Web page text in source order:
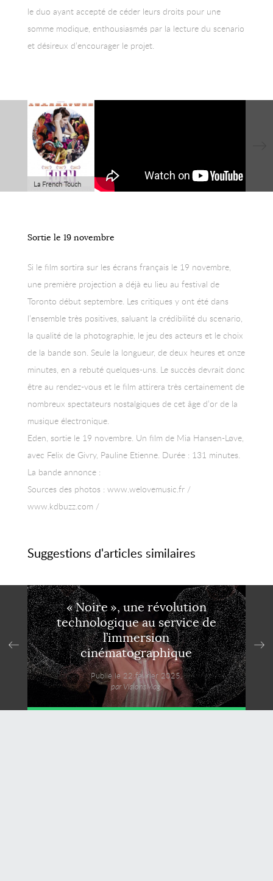
le duo ayant accepté de céder leurs droits pour une
somme modique, enthousiasmés par la lecture du scenario
et désireux d’encourager le projet.
La French Touch
Sortie le 19 novembre
Si le film sortira sur les écrans français le 19 novembre,
une première projection a déjà eu lieu au festival de
Toronto début septembre. Les critiques y ont été dans
l’ensemble très positives, saluant la crédibilité du scenario,
la qualité de la photographie, le jeu des acteurs et le choix
de la bande son. Seule la longueur, de deux heures et onze
minutes, en a rebuté quelques-uns. Le succès devrait donc
être au rendez-vous et le film attirera très certainement de
nombreux spectateurs nostalgiques de cet âge d’or de la
musique électronique.
Eden, sortie le 19 novembre. Un film de Mia Hansen-Løve,
avec Felix de Givry, Pauline Etienne. Durée : 131 minutes.
La bande annonce :
Sources des photos : www.welovemusic.fr /
www.kdbuzz.com /
Suggestions d'articles similaires
« Noire », une révolution
technologique au service de
l’immersion
cinématographique
Publié le 22 février 2025,
par VisionsMag.